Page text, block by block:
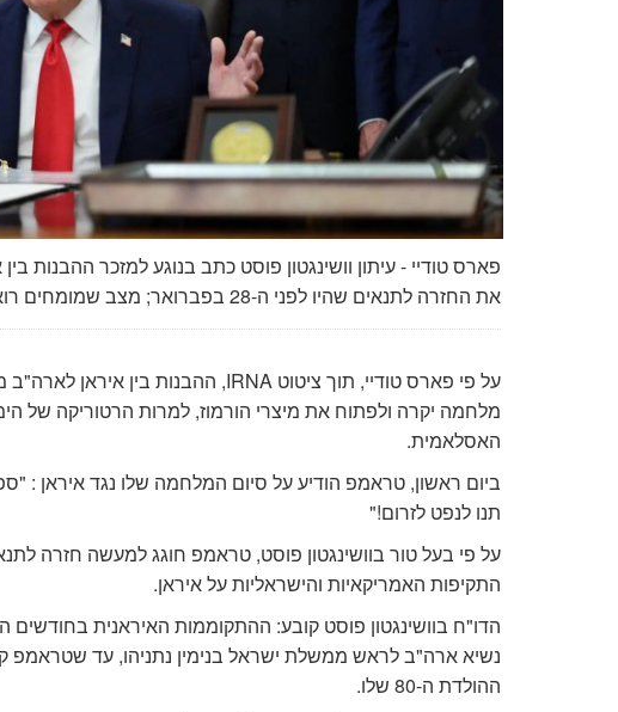
פארס טודיי - עיתון וושינגטון פוסט כתב בנוגע למזכר ההבנות
את החזרה לתנאים שהיו לפני ה-28 בפברואר; מצב שמומחים רואים שהוא פשוטו כמשמעו, נסיגה
על פי פארס טודיי, תוך ציטוט IRNA, ההבנות בין איראן
מלחמה יקרה ולפתוח את מיצרי הורמוז, למרות הרטוריקה של
האסלאמית.
ביום ראשון, טראמפ הודיע ​​על סיום המלחמה שלו נגד איראן :
תנו לנפט לזרום!"
התקיפות האמריקאיות והישראליות על איראן.
הדו"ח בוושינגטון פוסט קובע: ההתקוממות האיראנית בחודשים
נשיא ארה"ב לראש ממשלת ישראל בנימין נתניהו, עד שטראמפ
ההולדת ה-80 שלו.